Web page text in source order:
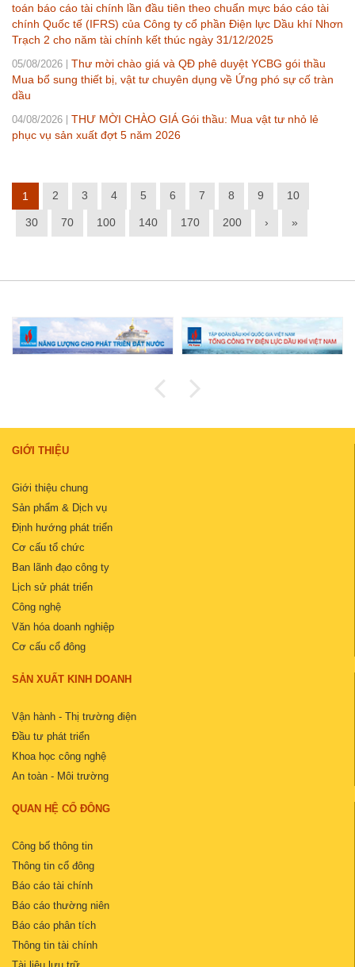
toán báo cáo tài chính lần đầu tiên theo chuẩn mực báo cáo tài
chính Quốc tế (IFRS) của Công ty cổ phần Điện lực Dầu khí Nhơn
Trạch 2 cho năm tài chính kết thúc ngày 31/12/2025
05/08/2026
Thư mời chào giá và QĐ phê duyệt YCBG gói thầu
Mua bổ sung thiết bị, vật tư chuyên dụng về Ứng phó sự cố tràn
dầu
04/08/2026
THƯ MỜI CHÀO GIÁ Gói thầu: Mua vật tư nhỏ lẻ
phục vụ sản xuất đợt 5 năm 2026
1 2 3 4 5 6 7 8 9 10
30 70 100 140 170 200 › »
GIỚI THIỆU
Giới thiệu chung
Sản phẩm & Dịch vụ
Định hướng phát triển
Cơ cấu tổ chức
Ban lãnh đạo công ty
Lịch sử phát triển
Công nghệ
Văn hóa doanh nghiệp
Cơ cấu cổ đông
SẢN XUẤT KINH DOANH
Vận hành - Thị trường điện
Đầu tư phát triển
Khoa học công nghệ
An toàn - Môi trường
QUAN HỆ CỔ ĐÔNG
Công bố thông tin
Thông tin cổ đông
Báo cáo tài chính
Báo cáo thường niên
Báo cáo phân tích
Thông tin tài chính